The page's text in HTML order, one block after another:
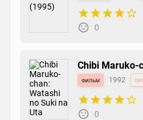
0
Chibi Maruko-
na Uta
фильм 1992
0